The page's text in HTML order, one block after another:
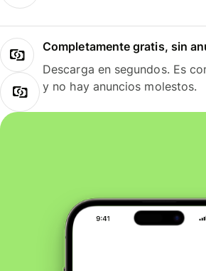
Completamente gratis, sin
Descarga en segundos. Es
y no hay anuncios molestos.